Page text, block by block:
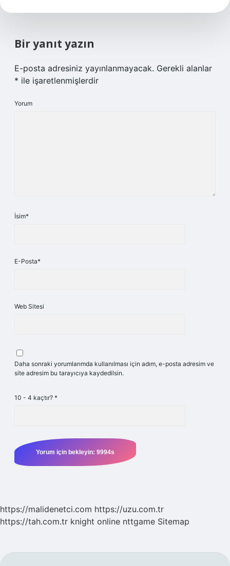
Bir yanıt yazın
E-posta adresiniz yayınlanmayacak. Gerekli alanlar
* ile işaretlenmişlerdir
Yorum
İsim*
E-Posta*
Web Sitesi
Daha sonraki yorumlarımda kullanılması için adım, e-posta adresim ve
site adresim bu tarayıcıya kaydedilsin.
10 - 4 kaçtır? *
https://malidenetci.com https://uzu.com.tr
https://tah.com.tr knight online nttgame Sitemap